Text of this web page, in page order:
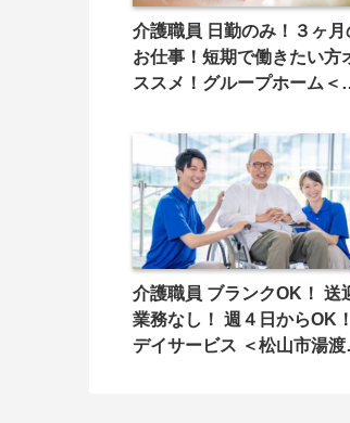
介護職員 日勤のみ！３ヶ月の
お仕事！短期で働きたい方
ススメ！グループホーム＜松
介護職員 ブランクOK！ 送
業務なし！ 週４日からOK！
デイサービス ＜松山市湯渡